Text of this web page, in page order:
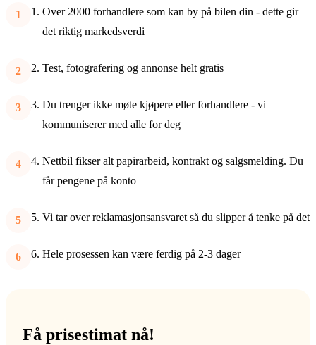
Over 2000 forhandlere som kan by på bilen din - dette gir
det riktig markedsverdi
Test, fotografering og annonse helt gratis
Du trenger ikke møte kjøpere eller forhandlere - vi
kommuniserer med alle for deg
Nettbil fikser alt papirarbeid, kontrakt og salgsmelding. Du
får pengene på konto
Vi tar over reklamasjonsansvaret så du slipper å tenke på det
Hele prosessen kan være ferdig på 2-3 dager
Få prisestimat nå!